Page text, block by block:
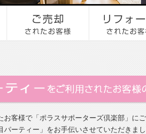
お客様で「ポラスサポーターズ倶楽部」に
ーティー」をお手伝いさせていただきまし